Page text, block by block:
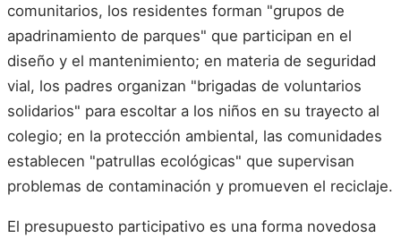
comunitarios, los residentes forman "grupos de
apadrinamiento de parques" que participan en el
diseño y el mantenimiento; en materia de seguridad
vial, los padres organizan "brigadas de voluntarios
solidarios" para escoltar a los niños en su trayecto al
colegio; en la protección ambiental, las comunidades
establecen "patrullas ecológicas" que supervisan
problemas de contaminación y promueven el reciclaje.
El presupuesto participativo es una forma novedosa